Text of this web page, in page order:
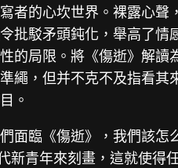
者的心坎世界。裸露心聲
駁矛頭鈍化，舉高了情
的局限。將《傷逝》解讀
繩，但并不克不及指看其
。
面臨《傷逝》，我們該怎
青年來刻畫，這就使得